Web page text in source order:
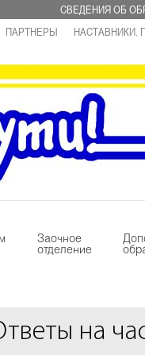
СВЕДЕНИЯ ОБ
ПАРТНЕРЫ
НАСТАВНИКИ.
Заочное
отделение
на